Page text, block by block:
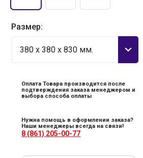
Размер:
380 x 380 x 830 мм.
Оплата Товара производится после
подтверждения заказа менеджером и
выбора способа оплаты
Нужна помощь в оформлении заказа?
Наши менеджеры всегда на связи!
8 (861) 205-00-77